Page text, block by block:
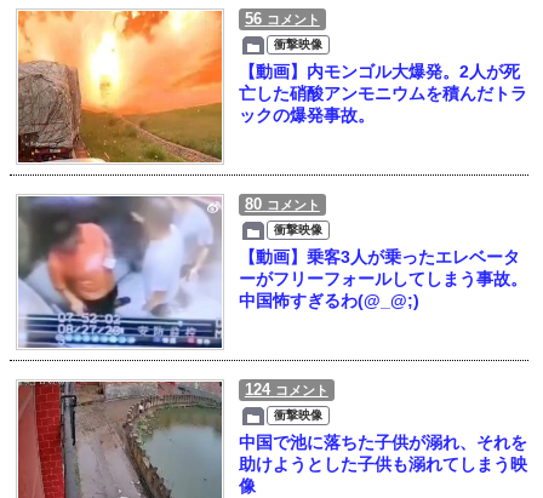
56 コメント
衝撃映像
【動画】内モンゴル大爆発。2人が死
亡した硝酸アンモニウムを積んだトラ
ックの爆発事故。
80 コメント
衝撃映像
【動画】乗客3人が乗ったエレベータ
ーがフリーフォールしてしまう事故。
中国怖すぎるわ(@_@;)
124 コメント
衝撃映像
中国で池に落ちた子供が溺れ、それを
助けようとした子供も溺れてしまう映
像